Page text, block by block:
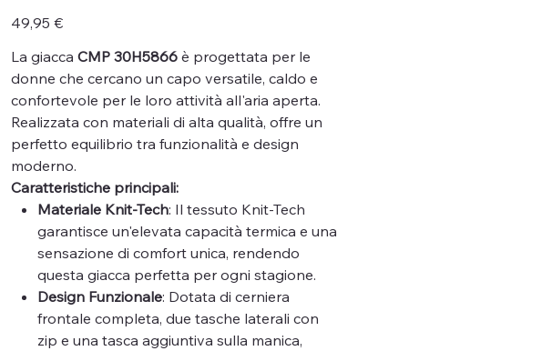
Prezzo
49,95 €
La giaccaCMP 30H5866 è progettata per le
donne che cercano un capo versatile, caldo e
confortevole per le loro attività all'aria aperta.
Realizzata con materiali di alta qualità, offre un
perfetto equilibrio tra funzionalità e design
moderno.
Caratteristiche principali:
Materiale Knit-Tech: Il tessuto Knit-Tech
garantisce un'elevata capacità termica e una
sensazione di comfort unica, rendendo
questa giacca perfetta per ogni stagione.
Design Funzionale: Dotata di cerniera
frontale completa, due tasche laterali con
zip e una tasca aggiuntiva sulla manica,